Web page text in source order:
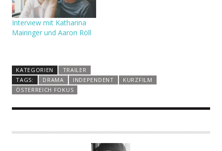
Interview mit Katharina
Mairinger und Aaron Röll
KATEGORIEN
TRAILER
TAGS:
DRAMA INDEPENDENT
KURZFILM
ÖSTERREICH FOKUS